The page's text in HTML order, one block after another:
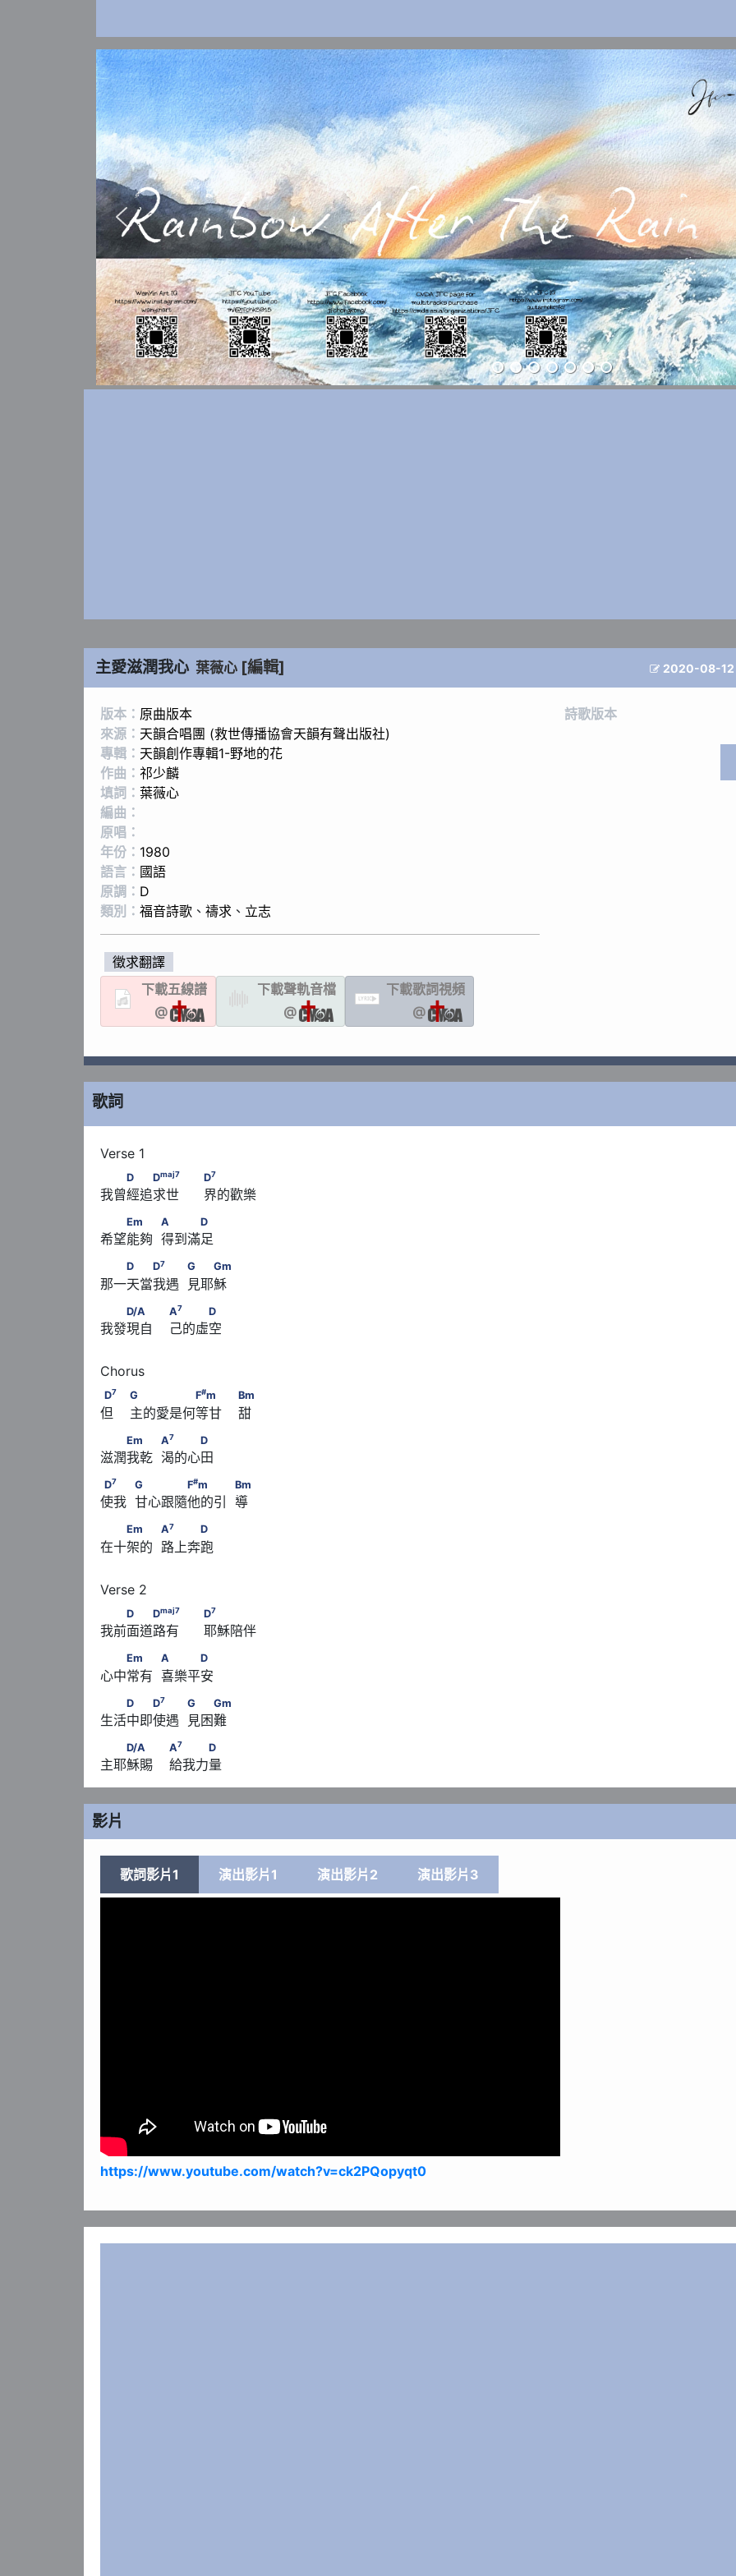
主愛滋潤我心 葉薇心 [編輯]  2020-08-12
版本： 原曲版本
來源： 天韻合唱團 (救世傳播協會天韻有聲出版社)
專輯： 天韻創作專輯1-野地的花
作曲： 祁少麟
填詞： 葉薇心
編曲：
原唱：
年份： 1980
語言： 國語
原調： D
類別： 福音詩歌 、 禱求 、 立志
徵求翻譯
下載五線譜
@
下載聲軌音檔
@
LYRIC
下載歌詞視頻
@
詩歌版本
歌詞
D　　Dmaj D
D Dmaj7 D7
我曾經追求世      界的歡樂
Em　　            A　　　D
Em A D
希望能夠  得到滿足
D　　D
G　　Gm
D D7 G Gm
那一天當我遇  見耶穌
D/A　　                        A
D/A A7 D
我發現自    己的虛空
D7 G　　　　　F
D7 G F#m Bm
但    主的愛是何等甘    甜
Em　　            A
Em A7 D
滋潤我乾  渴的心田
D7 G　　　　F
D7 G F#m Bm
使我  甘心跟隨他的引  導
Em　　            A
Em A7 D
在十架的  路上奔跑
D　　Dmaj D
D Dmaj7 D7
我前面道路有      耶穌陪伴
Em　　            A　　　D
Em A D
心中常有  喜樂平安
D　　D
G　　Gm
D D7 G Gm
生活中即使遇  見困難
D/A　　                        A
D/A A7 D
主耶穌賜    給我力量
影片
歌詞影片1 演出影片1 演出影片2 演出影片3
https://www.youtube.com/watch?v=ck2PQopyqt0